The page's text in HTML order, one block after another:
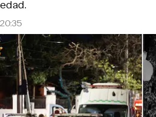
20:35
edad.